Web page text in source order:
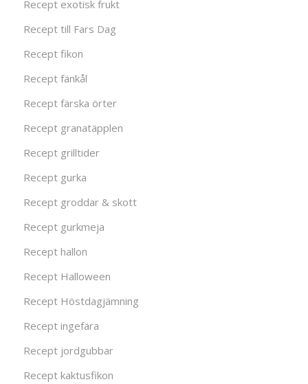
Recept exotisk frukt
Recept till Fars Dag
Recept fikon
Recept fänkål
Recept färska örter
Recept granatäpplen
Recept grilltider
Recept gurka
Recept groddar & skott
Recept gurkmeja
Recept hallon
Recept Halloween
Recept Höstdagjämning
Recept ingefära
Recept jordgubbar
Recept kaktusfikon